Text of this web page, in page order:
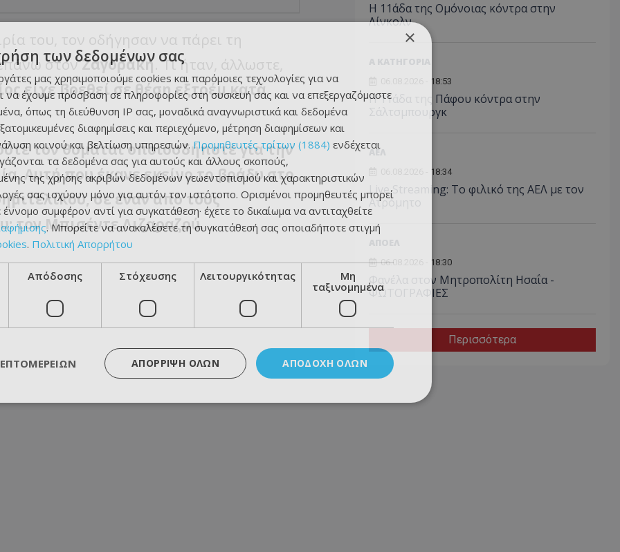
του, τον οδήγησαν να πάρει τη
στονΖαγοράκη.Τί ήταν, άλλωστε,
είχε βρεθεί σε θέση εξτρέμ κατά
τον θυμάται οποιοσδήποτε για την
Αυτή που έκανε εκείνο το βράδυ στο
σε έναν από τους
τον Μπισέντε Λιζαραζού.
Η 11άδα της Ομόνοιας κόντρα στην
Λίνκολν
06.08.2026 - 18:53
Η 11άδα της Πάφου κόντρα στην
Σάλτσμπουργκ
ΑΕΛ
06.08.2026 - 18:34
Live Streaming: Το φιλικό της ΑΕΛ με τον
Ατρόμητο
06.08.2026 - 18:30
Φανέλα στον Μητροπολίτη Ησαΐα -
ΦΩΤΟΓΡΑΦΙΕΣ
Περισσότερα
×
των δεδομένων σας
μας χρησιμοποιούμε cookies και παρόμοιες τεχνολογίες για να
να έχουμε πρόσβαση σε πληροφορίες στη συσκευή σας και να επεξεργαζόμαστε
όπως τη διεύθυνση IP σας, μοναδικά αναγνωριστικά και δεδομένα
διαφημίσεις και περιεχόμενο, μέτρηση διαφημίσεων και
κοινού και βελτίωση υπηρεσιών.Προμηθευτές τρίτων (1884) ενδέχεται
τα δεδομένα σας για αυτούς και άλλους σκοπούς,
της χρήσης ακριβών δεδομένων γεωεντοπισμού και χαρακτηριστικών
σας ισχύουν μόνο για αυτόν τον ιστότοπο. Ορισμένοι προμηθευτές μπορεί
συμφέρον αντί για συγκατάθεση· έχετε το δικαίωμα να αντιταχθείτε
. Μπορείτε να ανακαλέσετε τη συγκατάθεσή σας οποιαδήποτε στιγμή
. Πολιτική Απορρήτου
Απόδοσης Στόχευσης Λειτουργικότητας
Μη
ταξινομημένα
ΑΠΟΔΟΧΉ ΌΛΩΝ
ΑΠΌΡΡΙΨΗ ΌΛΩΝ